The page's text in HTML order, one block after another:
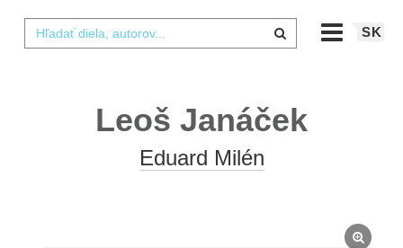
SK
Leoš Janáček
Eduard Milén